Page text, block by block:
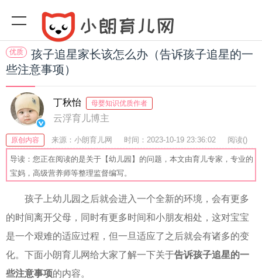
优质
孩子追星家长该怎么办（告诉孩子追星的一
些注意事项）
丁秋怡 母婴知识优质作者
云浮育儿博主
原创内容 来源：小朗育儿网 时间：2023-10-19 23:36:02 阅读()
收藏：21 分享：55 爆
导读：您正在阅读的是关于【幼儿园】的问题，本文由育儿专家，专业的
宝妈，高级营养师等整理监督编写。
孩子上幼儿园之后就会进入一个全新的环境，会有更多
的时间离开父母，同时有更多时间和小朋友相处，这对宝宝
是一个艰难的适应过程，但一旦适应了之后就会有诸多的变
化。下面小朗育儿网给大家了解一下关于告诉孩子追星的一
些注意事项的内容。